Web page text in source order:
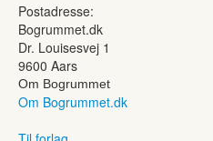
Postadresse:
Bogrummet.dk
Dr. Louisesvej 1
9600 Aars
Om Bogrummet
Om Bogrummet.dk